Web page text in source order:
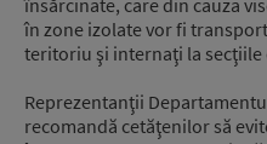
însărcinate, care din cauza
în zone izolate vor fi
teritoriu şi internaţi la secţiile
Reprezentanţii
recomandă cetăţenilor să